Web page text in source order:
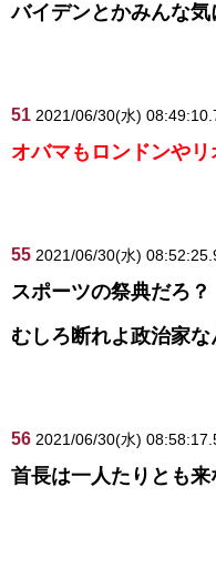
バイデンとかみんな
51 2021/06/30(水)
オバマもロンドンや
55 2021/06/30(水)
スポーツの祭典だろ？
むしろ断れよ政治家な
56 2021/06/30(水)
首長は一人たりとも